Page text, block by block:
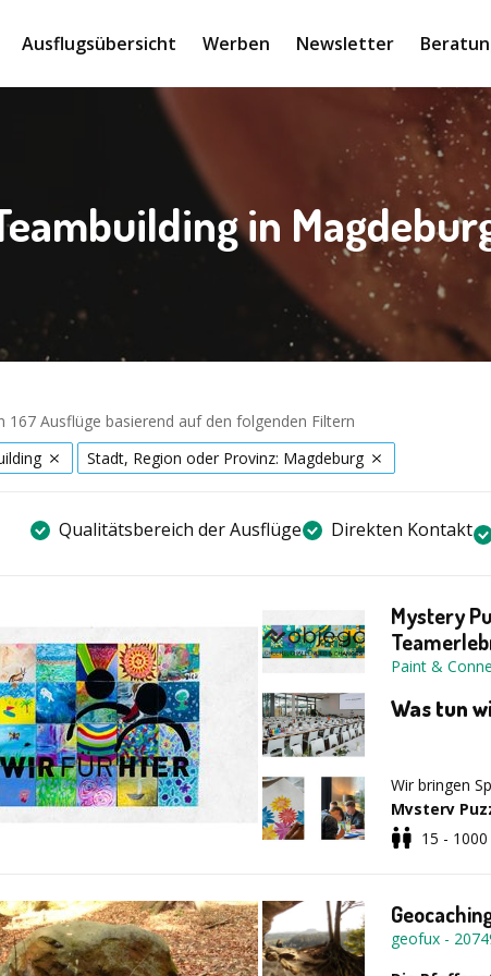
Ausflugsübersicht Werben Newsletter
in
167 Ausflüge basierend auf den folgenden Filtern
Stadt, Region oder Provinz: Magdeburg
Qualitätsbereich der Ausflüge Direkten Kontakt
Mystery
Paint &
Was tun
Wir bringen
Mystery
eigene
ein
Teile zu
15 - 1000
geofux -